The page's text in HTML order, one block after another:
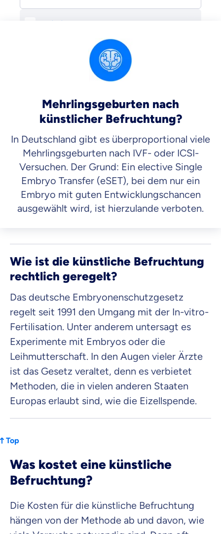
Mehrlingsgeburten nach
künstlicher Befruchtung?
In Deutschland gibt es überproportional viele
Mehrlingsgeburten nach IVF- oder ICSI-
Versuchen. Der Grund: Ein elective Single
Embryo Transfer (eSET), bei dem nur ein
Embryo mit guten Entwicklungschancen
ausgewählt wird, ist hierzulande verboten.
Wie ist die künstliche Befruchtung
rechtlich geregelt?
Das deutsche Embryonenschutzgesetz
regelt seit 1991 den Umgang mit der In-vitro-
Fertilisation. Unter anderem untersagt es
Experimente mit Embryos oder die
Leihmutterschaft. In den Augen vieler Ärzte
ist das Gesetz veraltet, denn es verbietet
Methoden, die in vielen anderen Staaten
Europas erlaubt sind, wie die Eizellspende.
Top
Was kostet eine künstliche
Befruchtung?
Die Kosten für die künstliche Befruchtung
hängen von der Methode ab und davon, wie